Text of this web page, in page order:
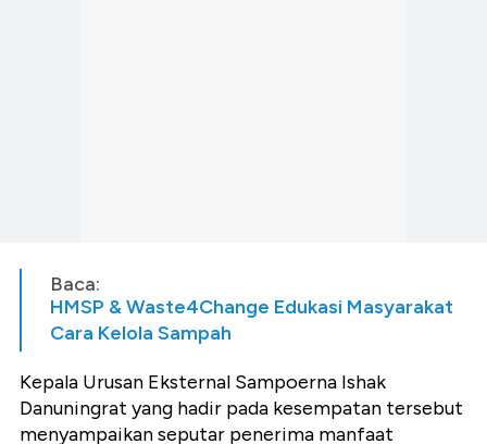
Baca:
HMSP & Waste4Change Edukasi Masyarakat
Cara Kelola Sampah
Kepala Urusan Eksternal Sampoerna Ishak
Danuningrat yang hadir pada kesempatan tersebut
menyampaikan seputar penerima manfaat